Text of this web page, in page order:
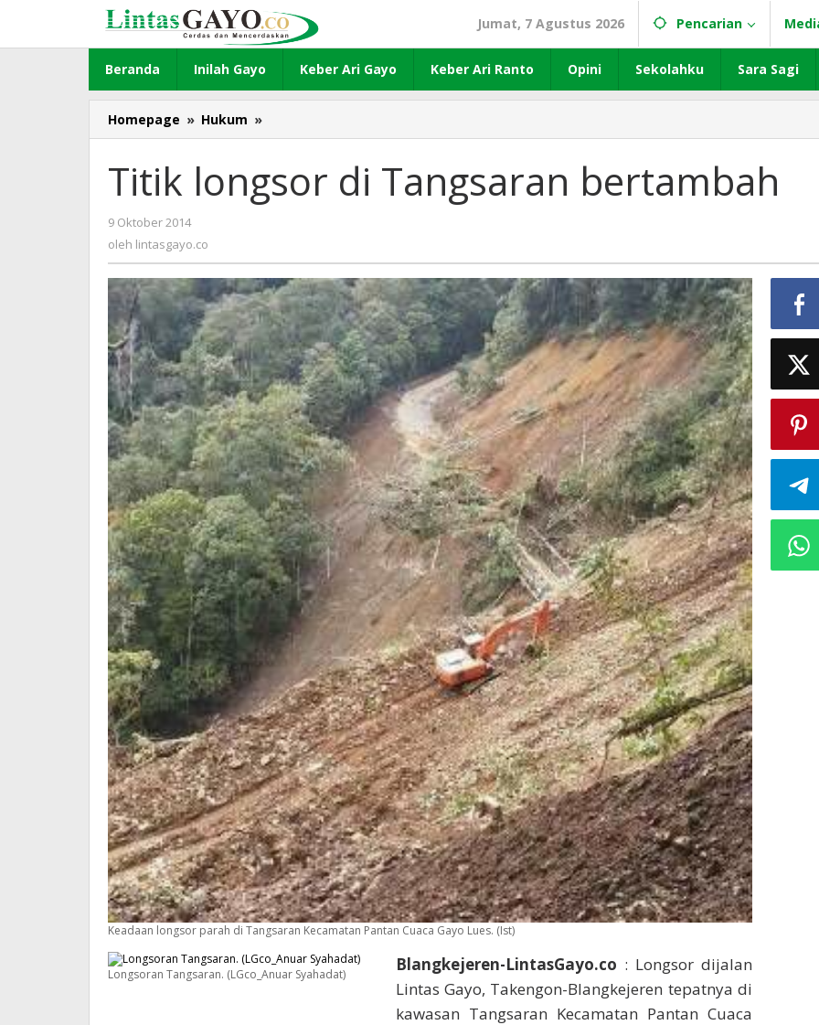
konten
Jumat, 7 Agustus 2026 Pencarian
Beranda Inilah Gayo Keber Ari Gayo Keber Ari Ranto Opini Sekolahku Sara Sagi
Homepage » Hukum »
longsor
Tangsaran
bertambah
Titik longsor di Tangsaran bertambah
9 Oktober 2014
lintasgayo.co
oleh lintasgayo.co
Keadaan longsor parah di Tangsaran Kecamatan Pantan Cuaca Gayo Lues. (Ist)
Longsoran Tangsaran. (LGco_Anuar Syahadat) Blangkejeren-LintasGayo.co : Longsor dijalan
Lintas Gayo, Takengon-Blangkejeren tepatnya di
kawasan Tangsaran Kecamatan Pantan Cuaca